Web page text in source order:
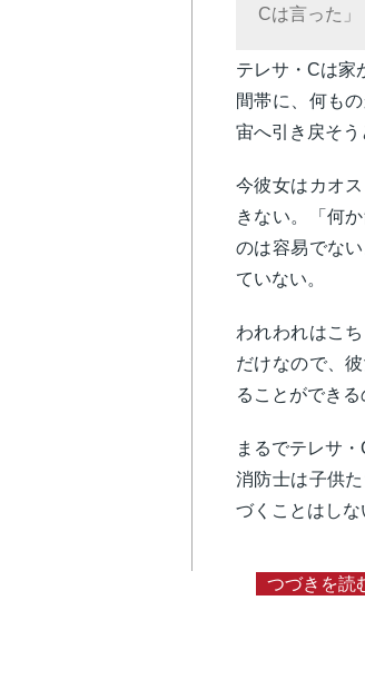
Cは言った」
テレサ・Cは家
間帯に、何も
宙へ引き戻そう
今彼女はカオ
きない。「何
のは容易でな
ていない。
われわれはこ
だけなので、
ることができ
まるでテレサ
消防士は子供
づくことはしな
つづきを読